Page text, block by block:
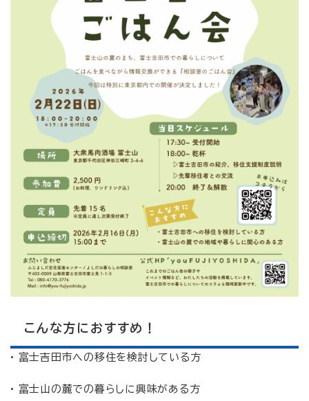
こんな方におすすめ！
• 富士吉田市への移住を検討している方
• 富士山の麓での暮らしに興味がある方